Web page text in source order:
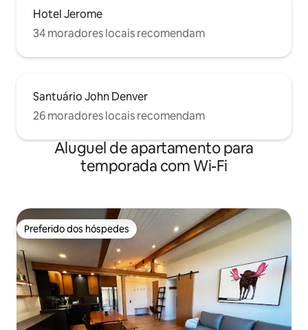
Hotel Jerome
34 moradores locais recomendam
Santuário John Denver
26 moradores locais recomendam
Aluguel de apartamento para
temporada com Wi-Fi
Preferido dos hóspedes
Preferido dos hóspedes